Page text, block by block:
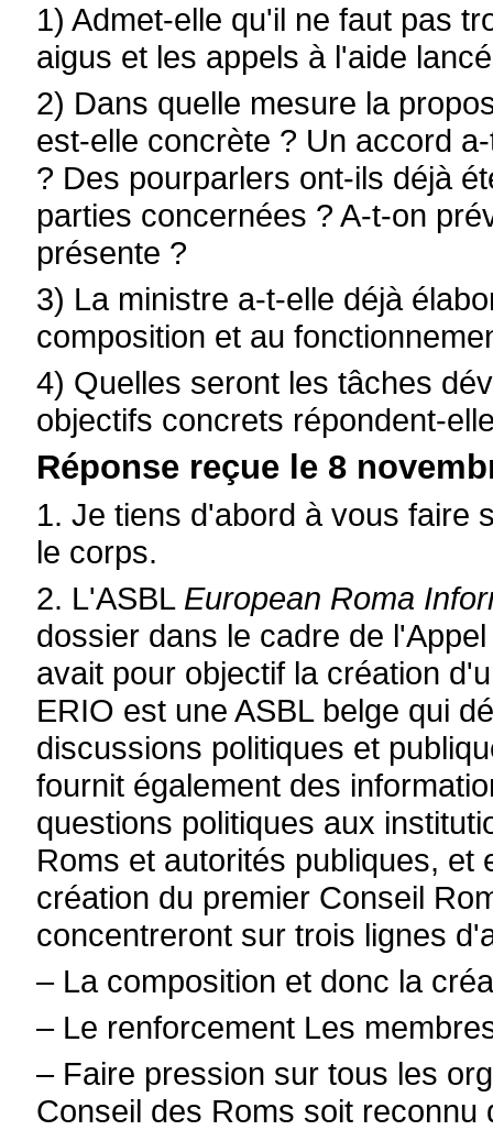
1) Admet-elle qu'il ne faut pas
aigus et les appels à l'aide
2) Dans quelle mesure la
est-elle concrète ? Un accord
? Des pourparlers ont-ils déjà
parties concernées ? A-t-on
présente ?
3) La ministre a-t-elle déjà
composition et au
4) Quelles seront les tâches
objectifs concrets répondent-
Réponse reçue le 8
1. Je tiens d'abord à vous faire
le corps.
2. L'ASBL European Roma
dossier dans le cadre de
avait pour objectif la création
ERIO est une ASBL belge qui
discussions politiques et
fournit également des
questions politiques aux
Roms et autorités publiques, et
création du premier Conseil
concentreront sur trois lignes
– La composition et donc la
– Le renforcement Les
– Faire pression sur tous les
Conseil des Roms soit reconnu